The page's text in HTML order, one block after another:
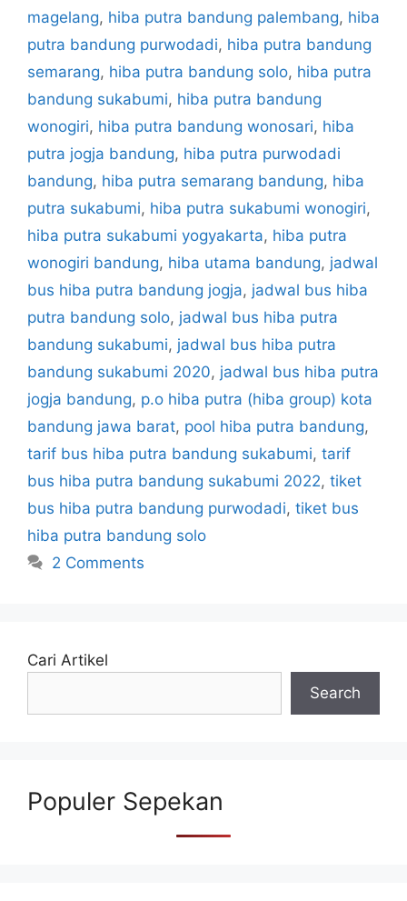
magelang, hiba putra bandung palembang, hiba
putra bandung purwodadi, hiba putra bandung
semarang, hiba putra bandung solo, hiba putra
bandung sukabumi, hiba putra bandung
wonogiri, hiba putra bandung wonosari, hiba
putra jogja bandung, hiba putra purwodadi
bandung, hiba putra semarang bandung, hiba
putra sukabumi, hiba putra sukabumi wonogiri,
hiba putra sukabumi yogyakarta, hiba putra
wonogiri bandung, hiba utama bandung, jadwal
bus hiba putra bandung jogja, jadwal bus hiba
putra bandung solo, jadwal bus hiba putra
bandung sukabumi, jadwal bus hiba putra
bandung sukabumi 2020, jadwal bus hiba putra
jogja bandung, p.o hiba putra (hiba group) kota
bandung jawa barat, pool hiba putra bandung,
tarif bus hiba putra bandung sukabumi, tarif
bus hiba putra bandung sukabumi 2022, tiket
bus hiba putra bandung purwodadi, tiket bus
hiba putra bandung solo
2 Comments
Cari Artikel
Search
Populer Sepekan